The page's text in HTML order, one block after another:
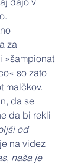
za
»šampionat
so zato
malčkov.
da se
da bi rekli
od
na videz
naša je